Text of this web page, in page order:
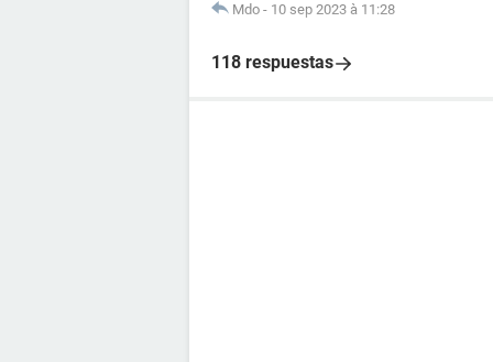
Mdo - 10 sep 2023 à 11:28
118 respuestas